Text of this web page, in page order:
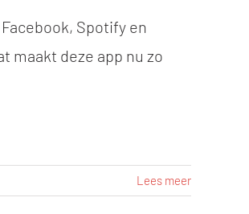
Spotify en
maakt deze app nu zo
Lees meer